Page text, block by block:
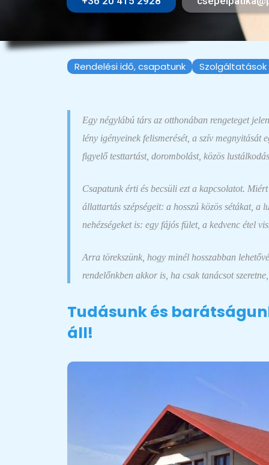
Rendelési idő, csapatunk Szolgáltatások
Egy négylábú társ az otthonában rengeteget
lény igényeinek felismerését, a szív megnyitását
figyelő testtartást, dorombolást, közös
Csapatunk érti és becsüli ezt a kapcsolatot.
állattartás szépségeit: a hosszú közös sétákat,
nehézségeket is: egy fájós fület, a kedvenc étel
Arra törekszünk, hogy minél hosszabban
rendelőnkben akkor is, ha csak tanácsot
Tudásunk és
áll!